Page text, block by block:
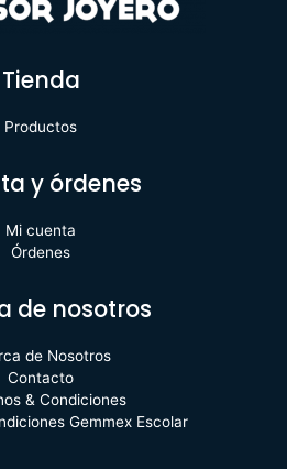
Tienda
Productos
y órdenes
Mi cuenta
Órdenes
de nosotros
de Nosotros
Contacto
& Condiciones
Gemmex Escolar